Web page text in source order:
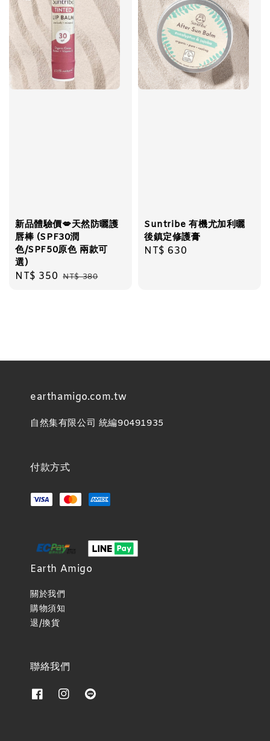
新品體驗價💋天然防曬護
唇棒 (SPF30潤
色/SPF50原色 兩款可
選)
Sale
NT$ 350 Regular
NT$ 380
Suntribe 有機尤加利曬
後鎮定修護膏
Regular
NT$ 630
earthamigo.com.tw
自然集有限公司 統編90491935
付款方式
Earth Amigo
關於我們
購物須知
退/換貨
聯絡我們